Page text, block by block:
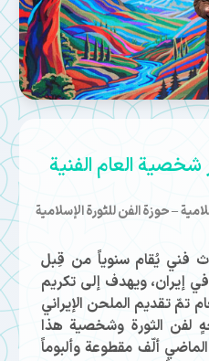
شخصية العام الفنية
– حوزة الفن للثورة الإسلامية
فني يُقام سنوياً من قِبل
في إيران، ويهدف إلى تكريم
تمّ تقديم الملحن الإيراني
لفن الثورة وشخصية هذا
ألّف مقطوعة وألبوماً